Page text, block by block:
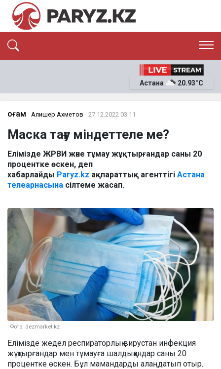
ЭКОНОМИКА
ОҚИҒА
News
Астана 20.93°C
Қоғам Алишер Ахметов 27.12.2022 03:11
Маска тағу міндеттеле ме?
Елімізде ЖРВИ және тұмау жұқтырғандар саны 20
процентке өскен, деп
хабарлайды Paryz.kz ақпараттық агенттігі Астана
телеарнасына сілтеме жасап.
Фото: dezmarket.kz
Елімізде жедел респираторлық вирустан инфекция
жұқтырғандар мен тұмауға шалдыққандар саны 20
процентке өскен. Бұл мамандарды алаңдатып отыр.